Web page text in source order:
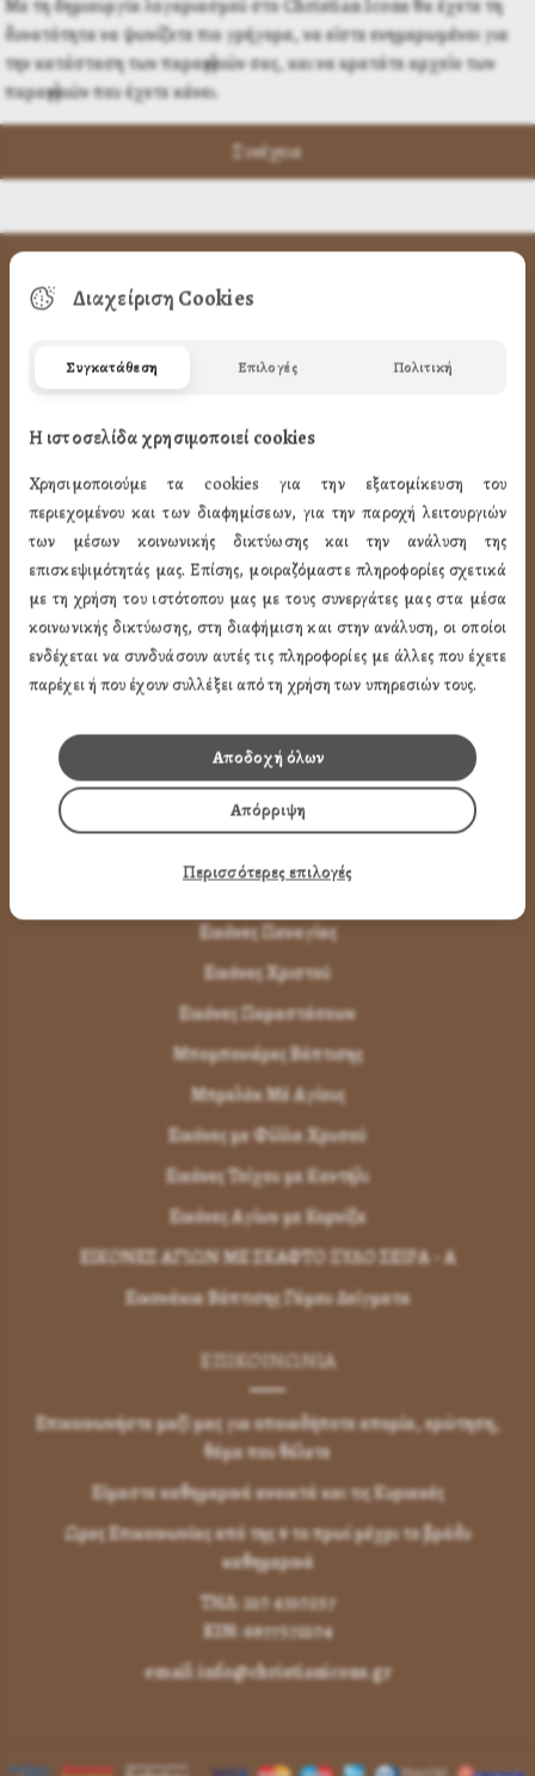
Με τη δημιουργία λογαριασμού στο Christian Icons θα έχετε τη
δυνατότητα να ψωνίζετε πιο γρήγορα, να είστε ενημερωμένοι για
την κατάσταση των παραγγελιών σας, και να κρατάτε αρχείο των
παραγγελιών που έχετε κάνει.
ΧΡΗΣΙΜA LINK
Προφίλ
Επικοινωνία
ΌΡΟΙ ΧΡΉΣΗΣ
Πως Μπορώ να παραγγείλω
Πως Μπορώ να Πληρώσω
Μεταφορικά & Αντικαταβολή
Πως Ακυρώνω η Αλλάζω την Παραγγελία
LINK
ΤΑ ΠΡΟΪΟΝΤΑ ΜΑΣ
Εικόνες Αγίων
Εικόνες Παναγίας
Εικόνες Χριστού
Εικόνες Παραστάσεων
Μπομπονιέρες Βάπτισης
Μπρελόκ Μέ Αγίους
Εικόνες με Φύλλα Χρυσού
Εικόνες Τοίχου με Καντήλι
Εικόνες Αγίων με Κορνίζα
ΕΙΚΟΝΕΣ ΑΓΙΩΝ ΜΕ ΣΚΑΦΤΟ ΞΥΛΟ ΣΕΙΡΑ - Α
Εικονάκια Βάπτισης Γάμου Δείγματα
ΕΠΙΚΟΙΝΩΝΊΑ
Επικοινωνήστε μαζί μας για οποιαδήποτε απορία, ερώτηση,
θέμα που θέλετε
Είμαστε καθημερινά ανοικτά και τις Κυριακές
Ωρες Επικοινωνίας από της 9 το πρωί μέχρι το βράδυ
καθημερινά
ΤΗΛ: 210 4310257
KIN: 6977572104
email: info@christianicons.gr
Διαχείριση Cookies
Συγκατάθεση Επιλογές Πολιτική
Η ιστοσελίδα χρησιμοποιεί cookies
Χρησιμοποιούμε τα cookies για την εξατομίκευση του
περιεχομένου και των διαφημίσεων, για την παροχή λειτουργιών
των μέσων κοινωνικής δικτύωσης και την ανάλυση της
επισκεψιμότητάς μας. Επίσης, μοιραζόμαστε πληροφορίες σχετικά
με τη χρήση του ιστότοπου μας με τους συνεργάτες μας στα μέσα
κοινωνικής δικτύωσης, στη διαφήμιση και στην ανάλυση, οι οποίοι
ενδέχεται να συνδυάσουν αυτές τις πληροφορίες με άλλες που έχετε
παρέχει ή που έχουν συλλέξει από τη χρήση των υπηρεσιών τους.
Απόρριψη
Αποδοχή όλων
Περισσότερες επιλογές